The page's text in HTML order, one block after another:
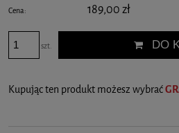
Cena: 189,00 zł
szt. DO
Kupując ten produkt możesz wybrać